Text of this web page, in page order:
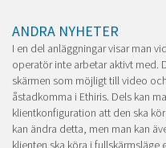
ANDRA NYHETER
I en del anläggningar visar man
operatör inte arbetar aktivt med.
skärmen som möjligt till video
åstadkomma i Ethiris. Dels kan
klientkonfiguration att den ska
kan ändra detta, men man kan
klienten ska köra i fullskärmsläge